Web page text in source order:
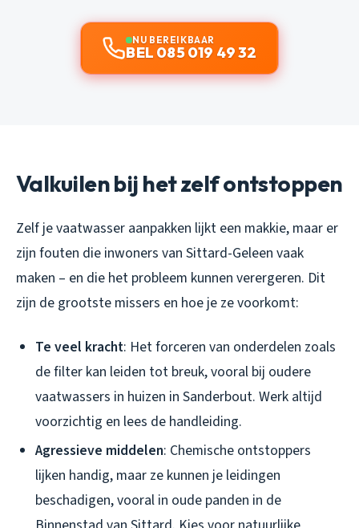
NU BEREIKBAAR
BEL 085 019 49 32
Valkuilen bij het zelf ontstoppen
Zelf je vaatwasser aanpakken lijkt een makkie, maar er
zijn fouten die inwoners van Sittard-Geleen vaak
maken – en die het probleem kunnen verergeren. Dit
zijn de grootste missers en hoe je ze voorkomt:
Te veel kracht: Het forceren van onderdelen zoals
de filter kan leiden tot breuk, vooral bij oudere
vaatwassers in huizen in Sanderbout. Werk altijd
voorzichtig en lees de handleiding.
Agressieve middelen: Chemische ontstoppers
lijken handig, maar ze kunnen je leidingen
beschadigen, vooral in oude panden in de